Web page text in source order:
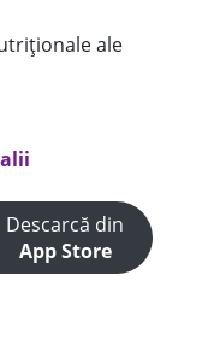
ale
Descarcă din
App Store